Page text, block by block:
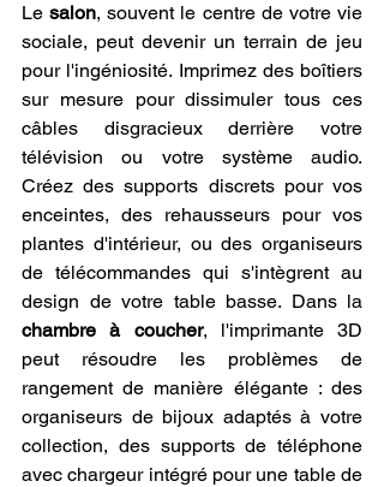
Le salon, souvent le centre de votre vie
sociale, peut devenir un terrain de jeu
pour l'ingéniosité. Imprimez des boîtiers
sur mesure pour dissimuler tous ces
câbles disgracieux derrière votre
télévision ou votre système audio.
Créez des supports discrets pour vos
enceintes, des rehausseurs pour vos
plantes d'intérieur, ou des organiseurs
de télécommandes qui s'intègrent au
chambre à coucher, l'imprimante 3D
peut résoudre les problèmes de
rangement de manière élégante : des
organiseurs de bijoux adaptés à votre
collection, des supports de téléphone
avec chargeur intégré pour une table de